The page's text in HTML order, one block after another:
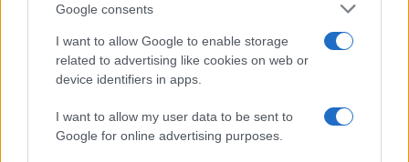
Google consents
I want to allow Google to enable storage
related to advertising like cookies on web or
device identifiers in apps.
I want to allow my user data to be sent to
Google for online advertising purposes.
radarállomásokat vettek célba a Hormuzi-
szoros közelében. Válaszul Irán szerda
hajnalban szintén közölte, hogymegtorló
hajtott végre az Egyesült
Államok bahreini, kuvaiti és jordániai katonai
létesítményei ellen